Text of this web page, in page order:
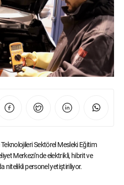
Sektörel Mesleki Eğitim
Merkezi'nde elektrikli, hibrit ve
nitelikli personel yetiştiriliyor.